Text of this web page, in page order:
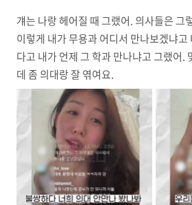
걔는 나랑 헤어질 때 그랬어. 의사들은 그
이렇게 내가 무용과 어디서 만나보겠냐고
다고 내가 언제 그 학과 만나냐고 그랬어.
데 좀 의대랑 잘 엮여요.